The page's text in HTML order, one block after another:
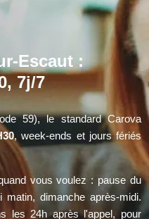
Escaut :
7j/7
59), le standard Carova
, week-ends et jours fériés
vous voulez : pause du
dimanche après-midi.
les 24h après l'appel, pour